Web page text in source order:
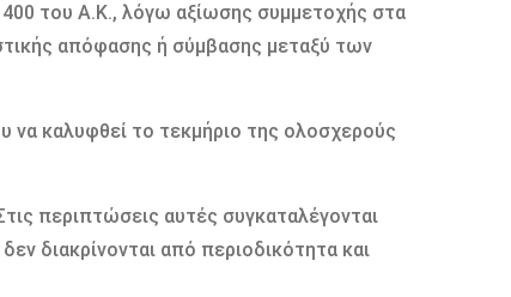
του Α.Κ., λόγω αξίωσης συμμετοχής στα
απόφασης ή σύμβασης μεταξύ των
να καλυφθεί το τεκμήριο της ολοσχερούς
περιπτώσεις αυτές συγκαταλέγονται
διακρίνονται από περιοδικότητα και